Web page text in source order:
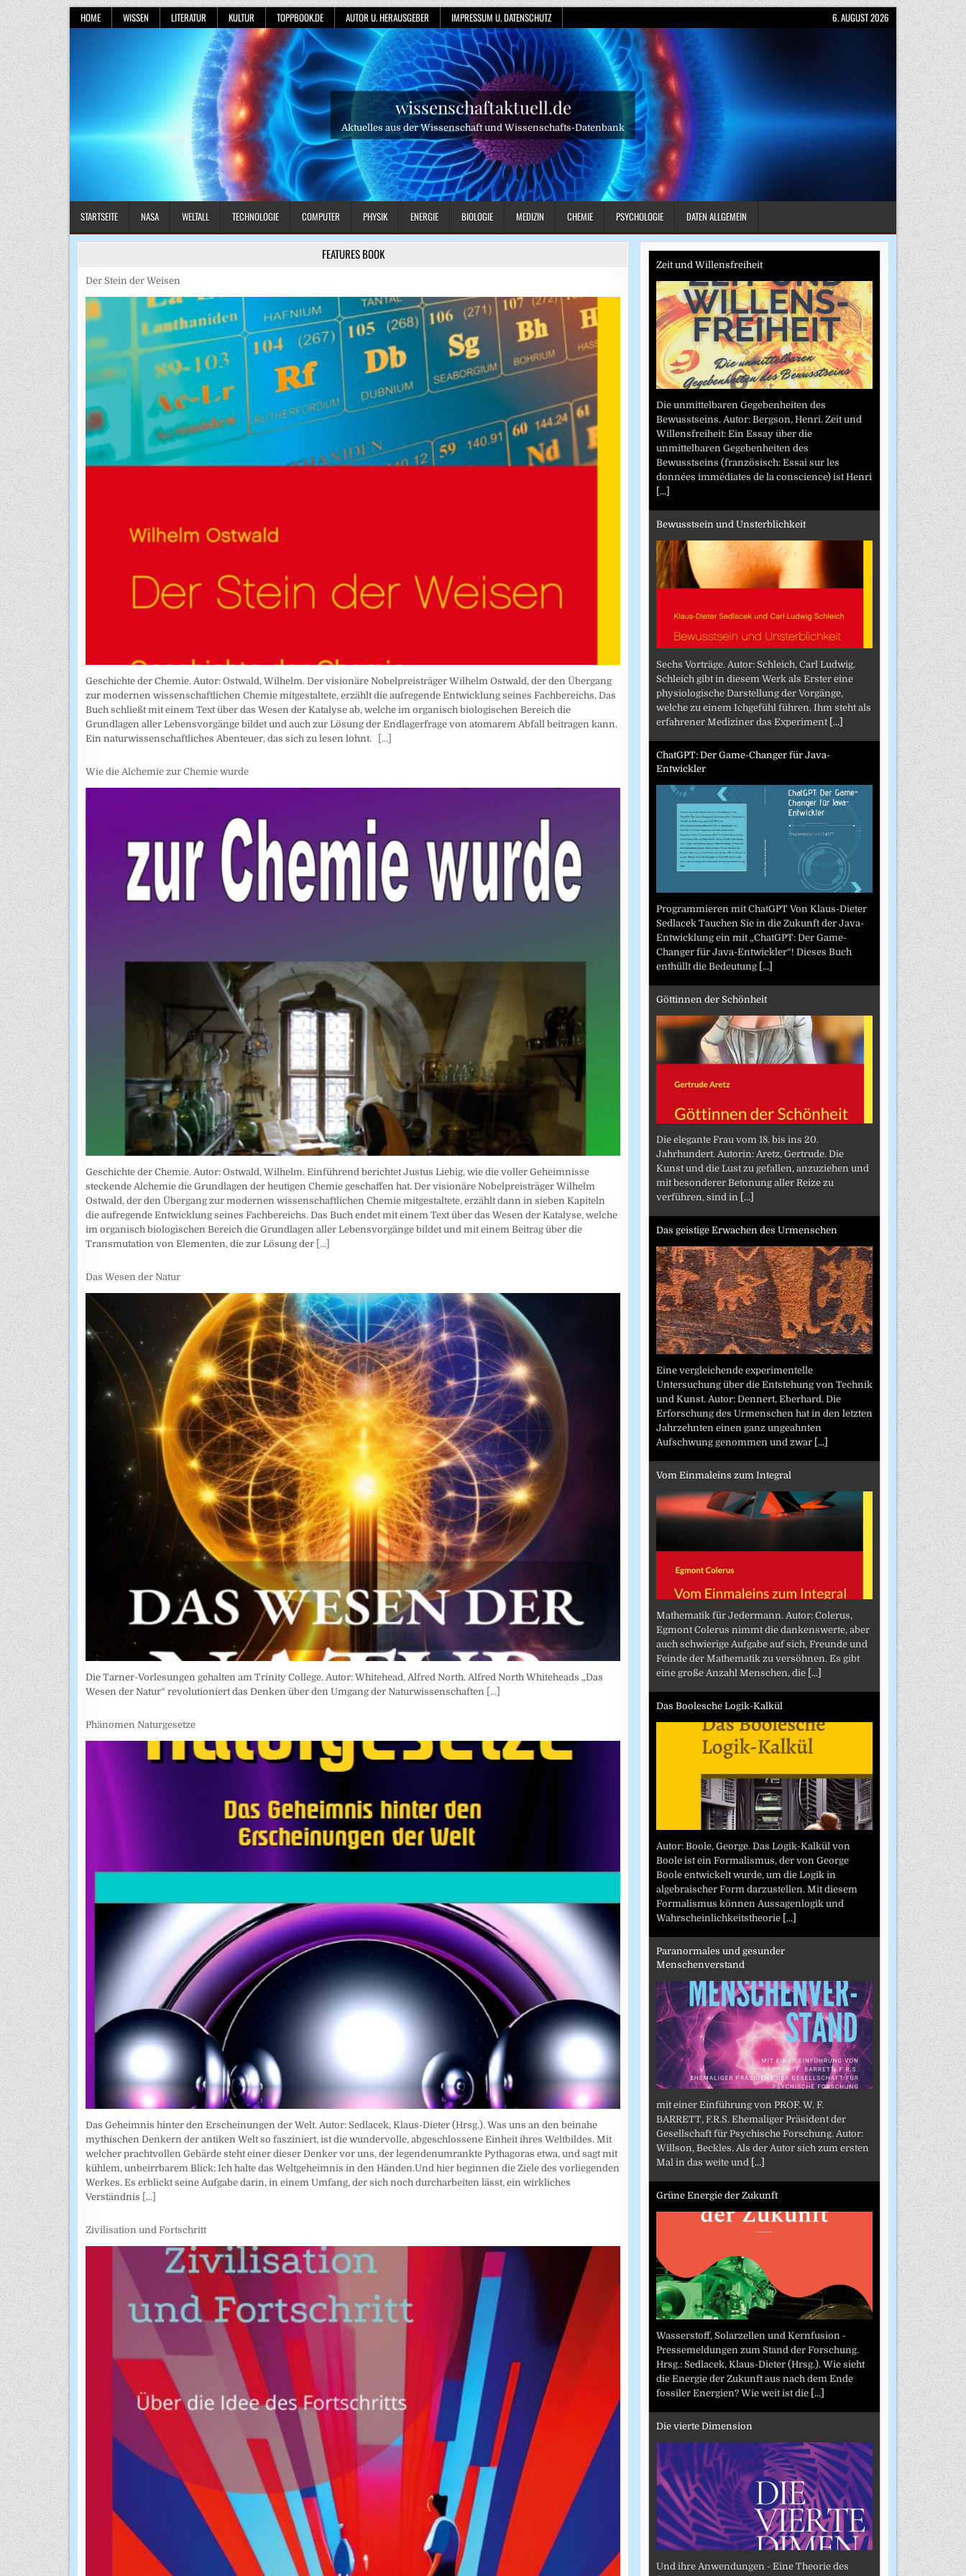
Skip
to
content
HOME WISSEN LITERATUR KULTUR TOPPBOOK.DE AUTOR U. HERAUSGEBER IMPRESSUM U. DATENSCHUTZ 6. AUGUST 2026
wissenschaftaktuell.de
Aktuelles aus der Wissenschaft und Wissenschafts-Datenbank
STARTSEITE NASA WELTALL TECHNOLOGIE COMPUTER PHYSIK ENERGIE BIOLOGIE MEDIZIN CHEMIE PSYCHOLOGIE DATEN ALLGEMEIN
FEATURES BOOK
Der Stein der Weisen
Geschichte der Chemie. Autor: Ostwald, Wilhelm. Der visionäre Nobelpreisträger Wilhelm Ostwald, der den Übergang
zur modernen wissenschaftlichen Chemie mitgestaltete, erzählt die aufregende Entwicklung seines Fachbereichs. Das
Buch schließt mit einem Text über das Wesen der Katalyse ab, welche im organisch biologischen Bereich die
Grundlagen aller Lebensvorgänge bildet und auch zur Lösung der Endlagerfrage von atomarem Abfall beitragen kann.
Ein naturwissenschaftliches Abenteuer, das sich zu lesen lohnt.
[...]
Wie die Alchemie zur Chemie wurde
Geschichte der Chemie. Autor: Ostwald, Wilhelm. Einführend berichtet Justus Liebig, wie die voller Geheimnisse
steckende Alchemie die Grundlagen der heutigen Chemie geschaffen hat. Der visionäre Nobelpreisträger Wilhelm
Ostwald, der den Übergang zur modernen wissenschaftlichen Chemie mitgestaltete, erzählt dann in sieben Kapiteln
die aufregende Entwicklung seines Fachbereichs. Das Buch endet mit einem Text über das Wesen der Katalyse, welche
im organisch biologischen Bereich die Grundlagen aller Lebensvorgänge bildet und mit einem Beitrag über die
Transmutation von Elementen, die zur Lösung der [...]
Das Wesen der Natur
Die Tarner-Vorlesungen gehalten am Trinity College. Autor: Whitehead, Alfred North. Alfred North Whiteheads „Das
Wesen der Natur“ revolutioniert das Denken über den Umgang der Naturwissenschaften [...]
Phänomen Naturgesetze
Das Geheimnis hinter den Erscheinungen der Welt. Autor: Sedlacek, Klaus-Dieter (Hrsg.). Was uns an den beinahe
mythischen Denkern der antiken Welt so fasziniert, ist die wundervolle, abgeschlossene Einheit ihres Weltbildes. Mit
welcher prachtvollen Gebärde steht einer dieser Denker vor uns, der legendenumrankte Pythagoras etwa, und sagt mit
kühlem, unbeirrbarem Blick: Ich halte das Weltgeheimnis in den Händen.Und hier beginnen die Ziele des vorliegenden
Werkes. Es erblickt seine Aufgabe darin, in einem Umfang, der sich noch durcharbeiten lässt, ein wirkliches
Verständnis [...]
Zivilisation und Fortschritt
Zeit und Willensfreiheit
Die unmittelbaren Gegebenheiten des
Bewusstseins. Autor: Bergson, Henri. Zeit und
Willensfreiheit: Ein Essay über die
unmittelbaren Gegebenheiten des
Bewusstseins (französisch: Essai sur les
données immédiates de la conscience) ist Henri
[...]
Bewusstsein und Unsterblichkeit
Sechs Vorträge. Autor: Schleich, Carl Ludwig.
Schleich gibt in diesem Werk als Erster eine
physiologische Darstellung der Vorgänge,
welche zu einem Ichgefühl führen. Ihm steht als
erfahrener Mediziner das Experiment [...]
ChatGPT: Der Game-Changer für Java-
Entwickler
Programmieren mit ChatGPT Von Klaus-Dieter
Sedlacek Tauchen Sie in die Zukunft der Java-
Entwicklung ein mit „ChatGPT: Der Game-
Changer für Java-Entwickler“! Dieses Buch
enthüllt die Bedeutung [...]
Göttinnen der Schönheit
Die elegante Frau vom 18. bis ins 20.
Jahrhundert. Autorin: Aretz, Gertrude. Die
Kunst und die Lust zu gefallen, anzuziehen und
mit besonderer Betonung aller Reize zu
verführen, sind in [...]
Das geistige Erwachen des Urmenschen
Eine vergleichende experimentelle
Untersuchung über die Entstehung von Technik
und Kunst. Autor: Dennert, Eberhard. Die
Erforschung des Urmenschen hat in den letzten
Jahrzehnten einen ganz ungeahnten
Aufschwung genommen und zwar [...]
Vom Einmaleins zum Integral
Mathematik für Jedermann. Autor: Colerus,
Egmont Colerus nimmt die dankenswerte, aber
auch schwierige Aufgabe auf sich, Freunde und
Feinde der Mathematik zu versöhnen. Es gibt
eine große Anzahl Menschen, die [...]
Das Boolesche Logik-Kalkül
Autor: Boole, George. Das Logik-Kalkül von
Boole ist ein Formalismus, der von George
Boole entwickelt wurde, um die Logik in
algebraischer Form darzustellen. Mit diesem
Formalismus können Aussagenlogik und
Wahrscheinlichkeitstheorie [...]
Paranormales und gesunder
Menschenverstand
mit einer Einführung von PROF. W. F.
BARRETT, F.R.S. Ehemaliger Präsident der
Gesellschaft für Psychische Forschung. Autor:
Willson, Beckles. Als der Autor sich zum ersten
Mal in das weite und [...]
Grüne Energie der Zukunft
Wasserstoff, Solarzellen und Kernfusion -
Pressemeldungen zum Stand der Forschung.
Hrsg.: Sedlacek, Klaus-Dieter (Hrsg.). Wie sieht
die Energie der Zukunft aus nach dem Ende
fossiler Energien? Wie weit ist die [...]
Die vierte Dimension
Und ihre Anwendungen - Eine Theorie des